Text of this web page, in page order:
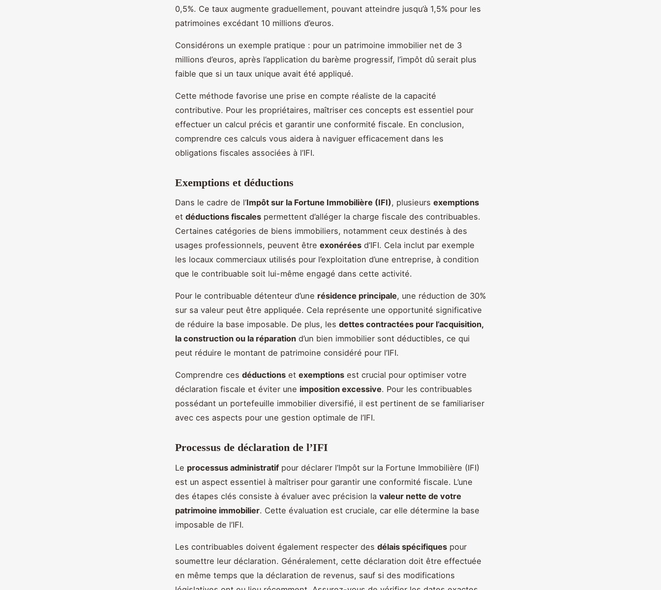
0,5%. Ce taux augmente graduellement, pouvant atteindre jusqu’à 1,5% pour les
patrimoines excédant 10 millions d’euros.
Considérons un exemple pratique : pour un patrimoine immobilier net de 3
millions d’euros, après l’application du barème progressif, l’impôt dû serait plus
faible que si un taux unique avait été appliqué.
Cette méthode favorise une prise en compte réaliste de la capacité
contributive. Pour les propriétaires, maîtriser ces concepts est essentiel pour
effectuer un calcul précis et garantir une conformité fiscale. En conclusion,
comprendre ces calculs vous aidera à naviguer efficacement dans les
obligations fiscales associées à l’IFI.
Exemptions et déductions
Dans le cadre de l’Impôt sur la Fortune Immobilière (IFI), plusieurs exemptions
et déductions fiscales permettent d’alléger la charge fiscale des contribuables.
Certaines catégories de biens immobiliers, notamment ceux destinés à des
usages professionnels, peuvent être exonérées d’IFI. Cela inclut par exemple
les locaux commerciaux utilisés pour l’exploitation d’une entreprise, à condition
que le contribuable soit lui-même engagé dans cette activité.
Pour le contribuable détenteur d’une résidence principale, une réduction de 30%
sur sa valeur peut être appliquée. Cela représente une opportunité significative
de réduire la base imposable. De plus, les dettes contractées pour l’acquisition,
la construction ou la réparation d’un bien immobilier sont déductibles, ce qui
peut réduire le montant de patrimoine considéré pour l’IFI.
Comprendre ces déductions et exemptions est crucial pour optimiser votre
déclaration fiscale et éviter une imposition excessive. Pour les contribuables
possédant un portefeuille immobilier diversifié, il est pertinent de se familiariser
avec ces aspects pour une gestion optimale de l’IFI.
Processus de déclaration de l’IFI
Le processus administratif pour déclarer l’Impôt sur la Fortune Immobilière (IFI)
est un aspect essentiel à maîtriser pour garantir une conformité fiscale. L’une
des étapes clés consiste à évaluer avec précision la valeur nette de votre
patrimoine immobilier. Cette évaluation est cruciale, car elle détermine la base
imposable de l’IFI.
Les contribuables doivent également respecter des délais spécifiques pour
soumettre leur déclaration. Généralement, cette déclaration doit être effectuée
en même temps que la déclaration de revenus, sauf si des modifications